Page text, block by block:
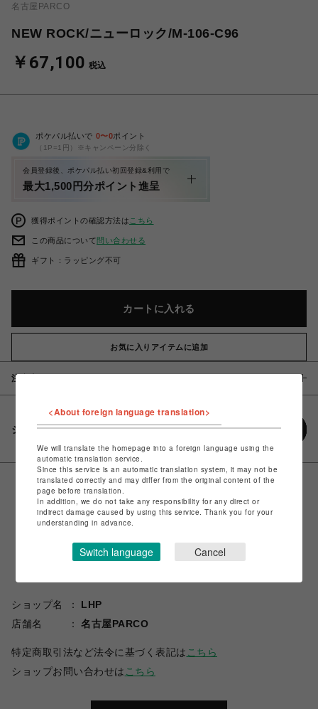
名古屋PARCO
NEW ROCK/ニューロック/M-106-C96
￥67,100 税込
ポケパル払いで 0〜0ポイント
（1P=1円）※キャンペーン分除く
会員登録後、ポケパル払い初回登録&利用で
最大1,500円分ポイント進呈
獲得ポイントの確認方法は こちら
この商品について問い合わせる
ギフト：ラッピング不可
カートに入れる
お気に入りアイテムに追加
注意事項
シェアする
ショップ名
LHP
店舗名
名古屋PARCO
特定商取引法など法令に基づく表記は こちら
ショップお問い合わせは こちら
<About foreign language translation>
We will translate the homepage into a foreign language using the
automatic translation service.
Since this service is an automatic translation system, it may not be
translated correctly and may differ from the original content of the
page before translation.
In addition, we do not take any responsibility for any direct or
indirect damage caused by using this service. Thank you for your
understanding in advance.
Switch language Cancel